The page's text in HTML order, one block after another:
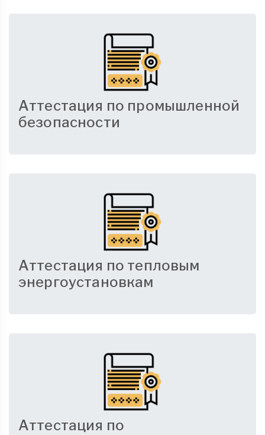
Аттестация по промышленной
безопасности
Аттестация по тепловым
энергоустановкам
Аттестация по